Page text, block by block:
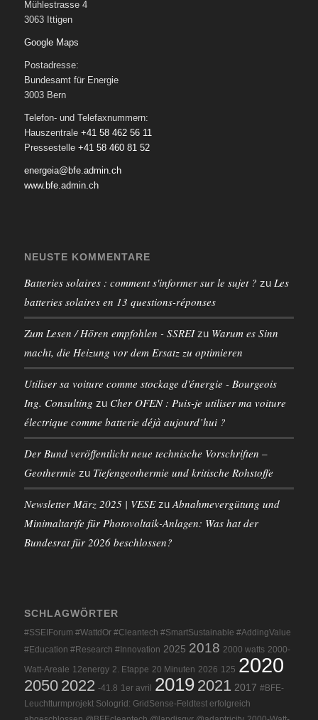
Mühlestrasse 4
3063 Ittigen
Google Maps
Postadresse:
Bundesamt für Energie
3003 Bern
Telefon- und Telefaxnummern:
Hauszentrale +41 58 462 56 11
Pressestelle +41 58 460 81 52
energeia@bfe.admin.ch
www.bfe.admin.ch
NEUSTE KOMMENTARE
Batteries solaires : comment s'informer sur le sujet ? zu Les
batteries solaires en 13 questions-réponses
Zum Lesen / Hören empfohlen - SSREIzu Warum es Sinn
macht, die Heizung vor dem Ersatz zu optimieren
Utiliser sa voiture comme stockage d'énergie - Bourgeois
Ing. Consulting zu Cher OFEN : Puis-je utiliser ma voiture
électrique comme batterie déjà aujourd’hui ?
Der Bund veröffentlicht neue technische Vorschriften –
Geothermie zu Tiefengeothermie und kritische Rohstoffe
Newsletter März 2025 | VESEzu Abnahmevergütung und
Minimaltarife für Photovoltaik-Anlagen: Was hat der
Bundesrat für 2026 beschlossen?
SCHLAGWÖRTER
#SSEIForum #WattdOr #Cleantech #SmartSustainable #AddingValue
#Education #Research #Innovation 2025 2018 2000 watts 2000-
Watt-Areale 12energy 2. Etappe 20 Minuten 2026 125 2020
2050 2022 -41.8 1er avril 2019 2021 2017 #BFE-
Leuchtturmprojekt Sologrid: GridSense-Feldtest erfolgreich